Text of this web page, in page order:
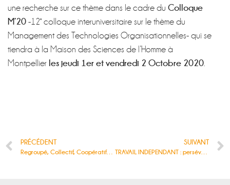
une recherche sur ce thème dans le cadre du Colloque
M’20 -12° colloque interuniversitaire sur le thème du
Management des Technologies Organisationnelles- qui se
tiendra à la Maison des Sciences de l’Homme à
Montpellier les jeudi 1er et vendredi 2 Octobre 2020.
PRÉCÉDENT
Regroupé, Collectif, Coopératif : Entrepreneur tu seras !
SUIVANT
TRAVAIL INDEPENDANT : persévérance ou résignation